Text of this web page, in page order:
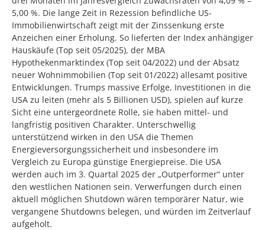
5,00 %. Die lange Zeit in Rezession befindliche US-
Immobilienwirtschaft zeigt mit der Zinssenkung erste
Anzeichen einer Erholung. So lieferten der Index anhängiger
Hauskäufe (Top seit 05/2025), der MBA
Hypothekenmarktindex (Top seit 04/2022) und der Absatz
neuer Wohnimmobilien (Top seit 01/2022) allesamt positive
Entwicklungen. Trumps massive Erfolge, Investitionen in die
USA zu leiten (mehr als 5 Billionen USD), spielen auf kurze
Sicht eine untergeordnete Rolle, sie haben mittel- und
langfristig positiven Charakter. Unterschwellig
unterstützend wirken in den USA die Themen
Energieversorgungssicherheit und insbesondere im
Vergleich zu Europa günstige Energiepreise. Die USA
werden auch im 3. Quartal 2025 der „Outperformer“ unter
den westlichen Nationen sein. Verwerfungen durch einen
aktuell möglichen Shutdown wären temporärer Natur, wie
vergangene Shutdowns belegen, und würden im Zeitverlauf
aufgeholt.